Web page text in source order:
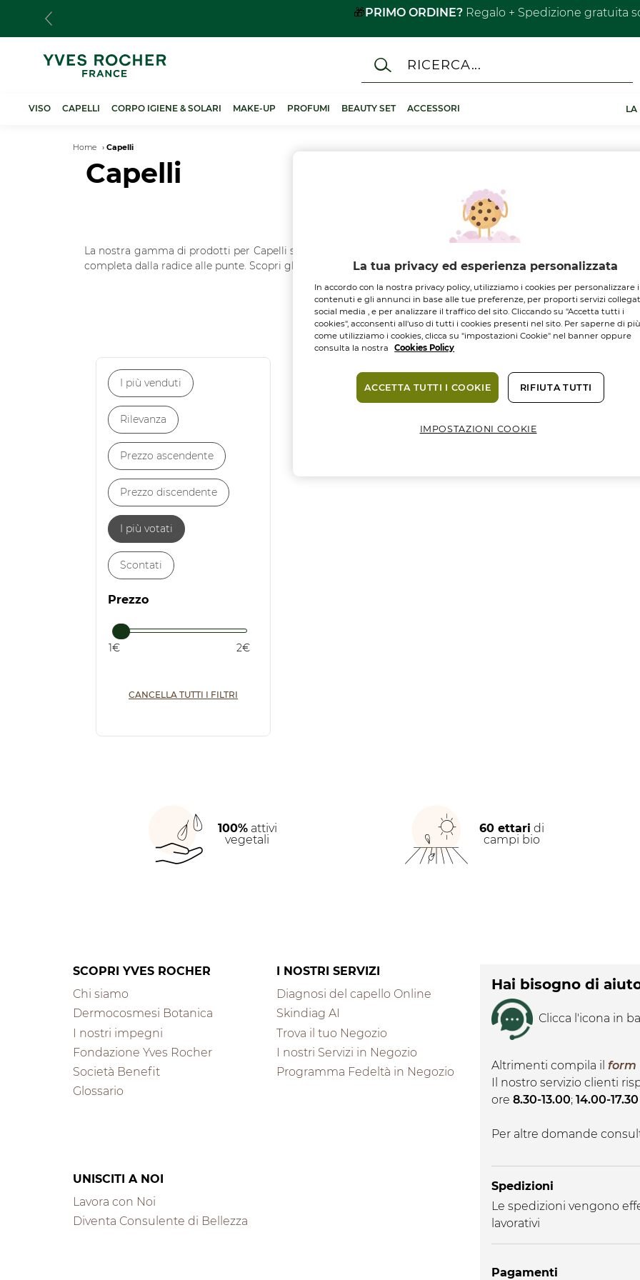
principale
🎁PRIMO ORDINE? Regalo + Spedizione gratuita
VISO CAPELLI CORPO IGIENE & SOLARI MAKE-UP PROFUMI BEAUTY SET ACCESSORI LA
Breadcrumb
Home Capelli
Capelli
La nostra gamma di prodotti per Capelli soddisfa le esigenze di ogni tipologia di capello, offre
completa dalla radice alle punte. Scopri gli shampoo, le maschere e i trattamenti intensivi fortificanti.
I più venduti
Rilevanza
Prezzo ascendente
Prezzo discendente
I più votati
Scontati
Prezzo
1€ 2€
CANCELLA TUTTI I FILTRI
Nessun risultato trovato
100%attivi
vegetali
60 ettari di
campi bio
SCOPRI YVES ROCHER
Chi siamo
Dermocosmesi Botanica
I nostri impegni
Fondazione Yves Rocher
Società Benefit
Glossario
I NOSTRI SERVIZI
Diagnosi del capello Online
Skindiag AI
Trova il tuo Negozio
I nostri Servizi in Negozio
Programma Fedeltà in Negozio
UNISCITI A NOI
Lavora con Noi
Diventa Consulente di Bellezza
Hai bisogno di
Clicca l'icona in
Altrimenti compila il form
Il nostro servizio clienti
ore 8.30-13.00; 14.00-17.30
Per altre domande
Spedizioni
Le spedizioni vengono
lavorativi
Pagamenti
La tua privacy ed esperienza personalizzata
In accordo con la nostra privacy policy, utilizziamo i cookies per personalizzare i
contenuti e gli annunci in base alle tue preferenze, per proporti servizi
social media , e per analizzare il traffico del sito. Cliccando su "Accetta tutti i
cookies", acconsenti all'uso di tutti i cookies presenti nel sito. Per saperne di
come utilizziamo i cookies, clicca su "impostazioni Cookie" nel banner oppure
consulta la nostra
Cookies Policy
RIFIUTA TUTTI
ACCETTA TUTTI I COOKIE
IMPOSTAZIONI COOKIE